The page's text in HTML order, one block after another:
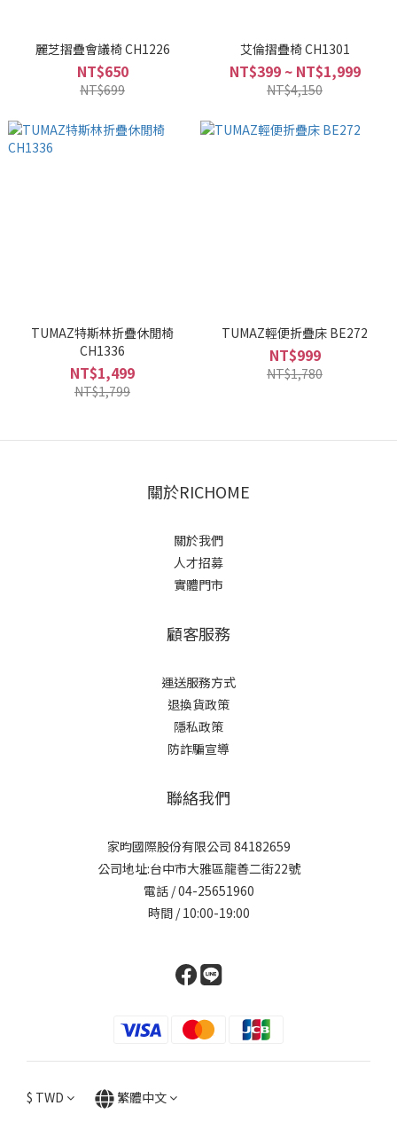
麗芝摺疊會議椅 CH1226
NT$650
NT$699
艾倫摺疊椅 CH1301
NT$399 ~ NT$1,999
NT$4,150
TUMAZ特斯林折疊休閒椅
CH1336
NT$1,499
NT$1,799
TUMAZ輕便折疊床 BE272
NT$999
NT$1,780
關於RICHOME
關於我們
人才招募
實體門市
顧客服務
運送服務方式
退換貨政策
隱私政策
防詐騙宣導
聯絡我們
家昀國際股份有限公司 84182659
公司地址:台中市大雅區龍善二街22號
電話 / 04-25651960
時間 / 10:00-19:00
$ TWD 繁體中文